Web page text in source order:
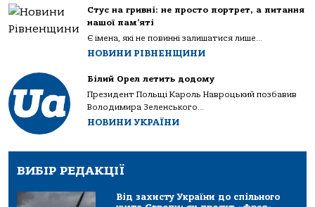
Стус на гривні: не просто портрет, а питання
нашої пам’яті
Є імена, які не повинні залишатися лише...
НОВИНИ РІВНЕНЩИНИ
Білий Орел летить додому
Президент Польщі Кароль Навроцький позбавив
Володимира Зеленського...
НОВИНИ УКРАЇНИ
ВИБІР РЕДАКЦІЇ
Від захисту України до спільного